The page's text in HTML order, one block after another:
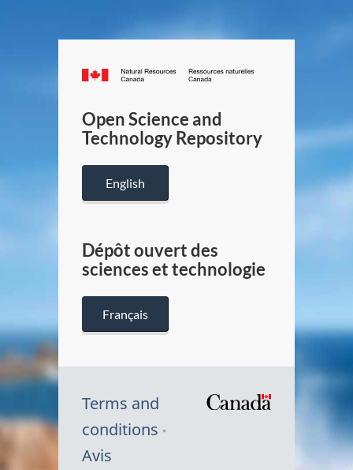
Canada.ca
/
Canada
Open Science and
Technology Repository
English
Dépôt ouvert des
sciences et technologie
Français
Terms and
conditions
Avis
Symbole